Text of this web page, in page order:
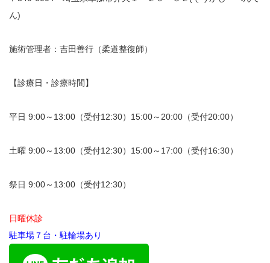
ん)
施術管理者：吉田善行（柔道整復師）
【診療日・診療時間】
平日 9:00～13:00（受付12:30）15:00～20:00（受付20:00）
土曜 9:00～13:00（受付12:30）15:00～17:00（受付16:30）
祭日 9:00～13:00（受付12:30）
日曜休診
駐車場７台・駐輪場あり